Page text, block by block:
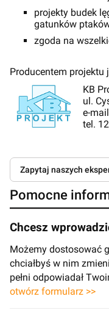
projekty budek
gatunków
zgoda na
Producentem projektu
KB
ul.
e-
tel.
Zapytaj naszych
Pomocne
Chcesz
Możemy dostosować
chciałbyś w nim
pełni odpowiadał
otwórz formularz >>